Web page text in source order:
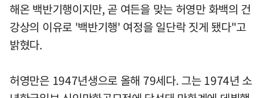
해온 백반기행이지만, 곧 여든을 맞는 허영만 화백의 건
강상의 이유로 '백반기행' 여정을 일단락 짓게 됐다"고
밝혔다.
허영만은 1947년생으로 올해 79세다. 그는 1974년 소